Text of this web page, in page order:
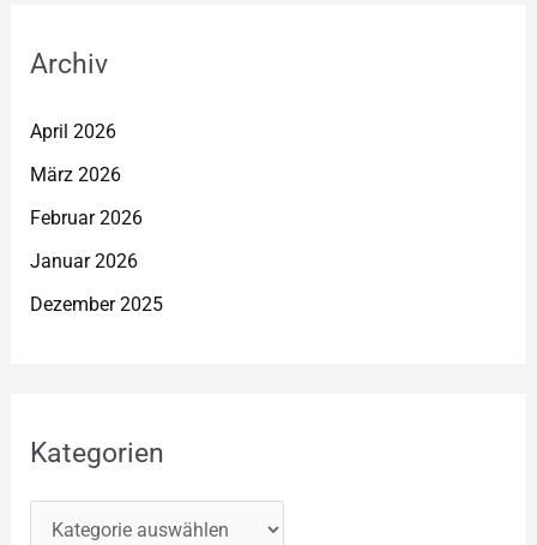
Archiv
April 2026
März 2026
Februar 2026
Januar 2026
Dezember 2025
Kategorien